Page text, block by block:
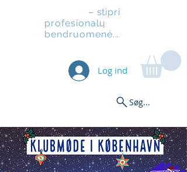
– stipri
profesionalų
bendruomenė...
Log ind
Søg...